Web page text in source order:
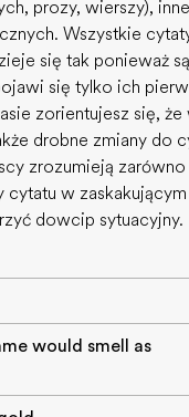
prozy, wierszy),
Wszystkie
się tak ponieważ
się tylko ich
zorientujesz się,
drobne zmiany do
zrozumieją
cytatu w
dowcip sytuacyjny.
would smell as